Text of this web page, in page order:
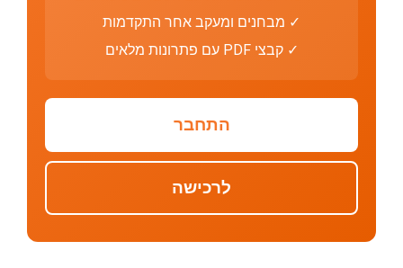
✓ מבחנים ומעקב אחר התקדמות
✓ קבצי PDF עם פתרונות מלאים
התחבר
לרכישה